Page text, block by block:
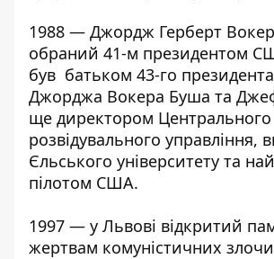
1988 — Джордж Герберт
обраний 41-м президентом
був батьком 43-го
Джорджа Вокера Буша та
ще директором Центрального
розвідувального управління,
Єльського університету та
пілотом США.
1997 — у Львові відкритий
жертвам комуністичних